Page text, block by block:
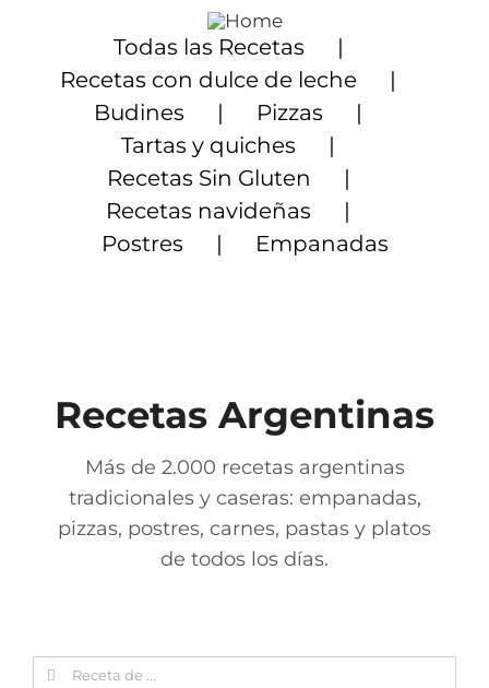
contenido
Todas las Recetas
Recetas con dulce de leche
Budines
Pizzas
Tartas y quiches
Recetas Sin Gluten
Recetas navideñas
Postres
Empanadas
Recetas Argentinas
Más de 2.000 recetas argentinas
tradicionales y caseras: empanadas,
pizzas, postres, carnes, pastas y platos
de todos los días.
Search